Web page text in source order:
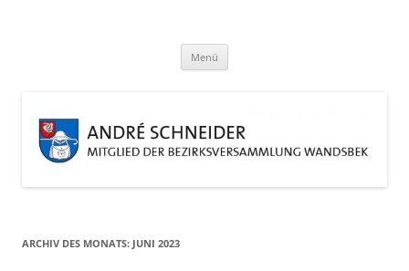
Menü
ARCHIV DES MONATS: JUNI 2023